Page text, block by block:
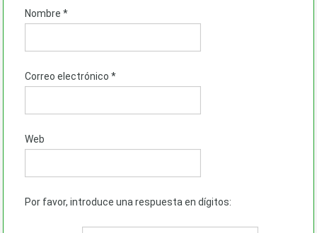
Nombre *
Correo electrónico *
Web
Por favor, introduce una respuesta en dígitos: